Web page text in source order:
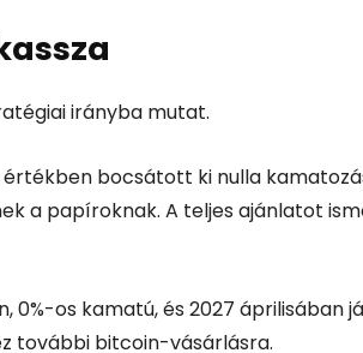
irányba mutat.
értékben bocsátott ki nulla
a papíroknak. A teljes ajánlatot
os kamatú, és 2027 áprilisában
további bitcoin-vásárlásra.